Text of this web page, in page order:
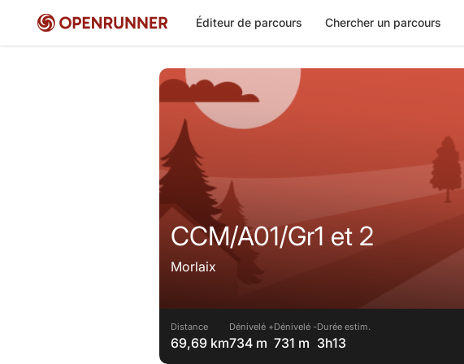
Éditeur de parcours Chercher un parcours
CCM/A01/Gr1 et 2
Morlaix
Distance
69,69 km
Dénivelé +
734 m
Dénivelé -
731 m
Durée estim.
3h13